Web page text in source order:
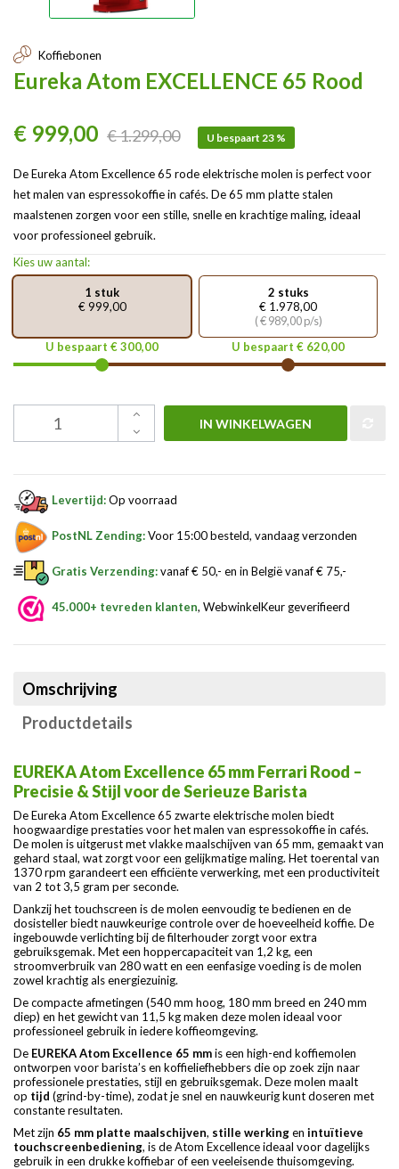
Koffiebonen
Eureka Atom EXCELLENCE 65 Rood
€ 999,00 € 1.299,00 U bespaart 23 %
De Eureka Atom Excellence 65 rode elektrische molen is perfect voor
het malen van espressokoffie in cafés. De 65 mm platte stalen
maalstenen zorgen voor een stille, snelle en krachtige maling, ideaal
voor professioneel gebruik.
Kies uw aantal:
1 stuk
€ 999,00
U bespaart € 300,00
2 stuks
€ 1.978,00
( € 989,00 p/s)
U bespaart € 620,00
IN WINKELWAGEN
Levertijd:Op voorraad
PostNL Zending:Voor 15:00 besteld, vandaag verzonden
Gratis Verzending:vanaf € 50,- en in België vanaf € 75,-
45.000+ tevreden klanten, WebwinkelKeur geverifieerd
Omschrijving
Productdetails
EUREKA Atom Excellence 65 mm Ferrari Rood –
Precisie & Stijl voor de Serieuze Barista
De Eureka Atom Excellence 65 zwarte elektrische molen biedt
hoogwaardige prestaties voor het malen van espressokoffie in cafés.
De molen is uitgerust met vlakke maalschijven van 65 mm, gemaakt van
gehard staal, wat zorgt voor een gelijkmatige maling. Het toerental van
1370 rpm garandeert een efficiënte verwerking, met een productiviteit
van 2 tot 3,5 gram per seconde.
Dankzij het touchscreen is de molen eenvoudig te bedienen en de
dosisteller biedt nauwkeurige controle over de hoeveelheid koffie. De
ingebouwde verlichting bij de filterhouder zorgt voor extra
gebruiksgemak. Met een hoppercapaciteit van 1,2 kg, een
stroomverbruik van 280 watt en een eenfasige voeding is de molen
zowel krachtig als energiezuinig.
De compacte afmetingen (540 mm hoog, 180 mm breed en 240 mm
diep) en het gewicht van 11,5 kg maken deze molen ideaal voor
professioneel gebruik in iedere koffieomgeving.
De EUREKA Atom Excellence 65 mmis een high-end koffiemolen
ontworpen voor barista’s en koffieliefhebbers die op zoek zijn naar
professionele prestaties, stijl en gebruiksgemak. Deze molen maalt
op tijd (grind-by-time), zodat je snel en nauwkeurig kunt doseren met
constante resultaten.
Met zijn 65 mm platte maalschijven, stille werkingen intuïtieve
touchscreenbediening, is de Atom Excellence ideaal voor dagelijks
gebruik in een drukke koffiebar of een veeleisende thuisomgeving.